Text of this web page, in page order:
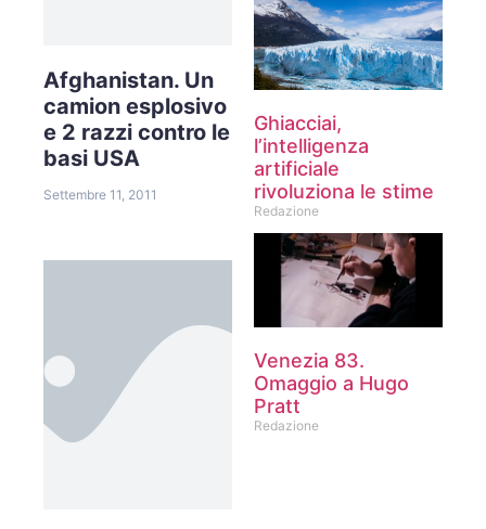
Afghanistan. Un
camion esplosivo
e 2 razzi contro le
basi USA
Settembre 11, 2011
Ghiacciai,
l’intelligenza
artificiale
rivoluziona le stime
Redazione
Venezia 83.
Omaggio a Hugo
Pratt
Redazione